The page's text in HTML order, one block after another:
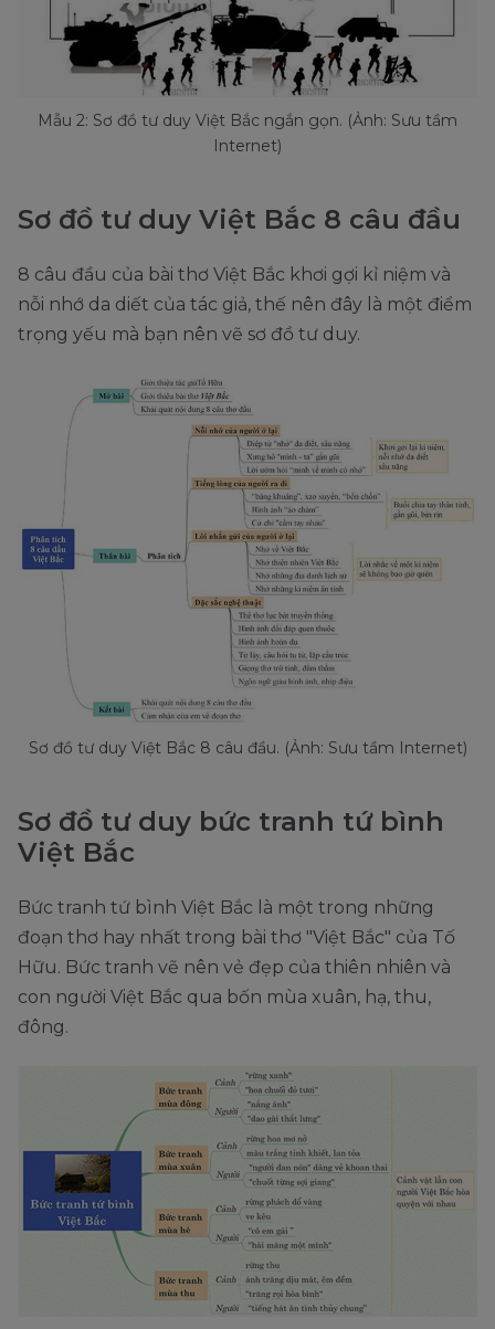
Mẫu 2: Sơ đồ tư duy Việt Bắc ngắn gọn. (Ảnh: Sưu tầm
Internet)
Sơ đồ tư duy Việt Bắc 8 câu đầu
8 câu đầu của bài thơ Việt Bắc khơi gợi kỉ niệm và
nỗi nhớ da diết của tác giả, thế nên đây là một điểm
trọng yếu mà bạn nên vẽ sơ đồ tư duy.
Sơ đồ tư duy Việt Bắc 8 câu đầu. (Ảnh: Sưu tầm Internet)
Sơ đồ tư duy bức tranh tứ bình
Việt Bắc
Bức tranh tứ bình Việt Bắc là một trong những
đoạn thơ hay nhất trong bài thơ "Việt Bắc" của Tố
Hữu. Bức tranh vẽ nên vẻ đẹp của thiên nhiên và
con người Việt Bắc qua bốn mùa xuân, hạ, thu,
đông.